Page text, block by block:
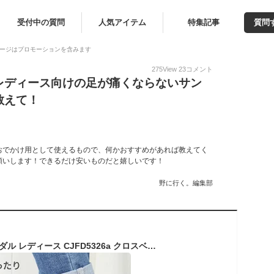
受付中の質問 人気アイテム 特集記事 質問
ジはプロモーションを含みます
275View 23コメント
ィース向けの足が痛くならないサン
て！
かけ用として使えるもので、何かおすすめがあれば教えてく
します！できるだけ安いものだと嬉しいです！
野に行く。編集部
リゲッタ カヌー サンダル レディース CJFD5326a クロスベルト バックストラップ | コンフォート ローヒール ぺたんこ 幅広 外反母趾 歩きやすい 痛くない 旅行 ブラック 黒 日本製 あす楽 母の日 プレゼント